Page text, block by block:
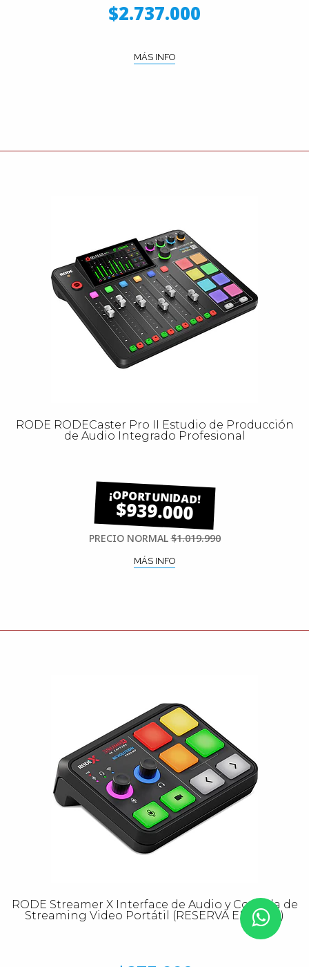
$2.737.000
MÁS INFO
RODE RODECaster Pro II Estudio de Producción
de Audio Integrado Profesional
$939.000
PRECIO NORMAL$1.019.990
MÁS INFO
RODE Streamer X Interface de Audio y Consola de
Streaming Video Portátil (RESERVA EL TUYO)